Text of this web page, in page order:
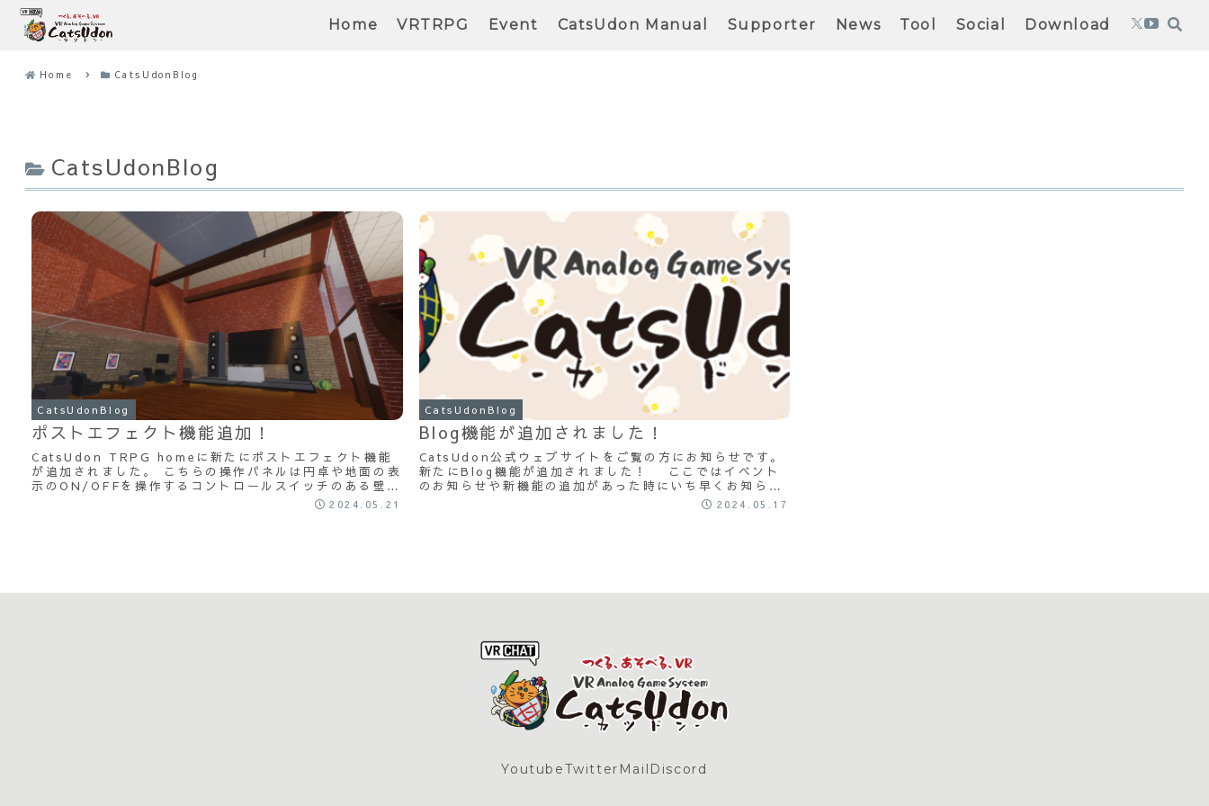
Home VRTRPG Event CatsUdon Manual Supporter News Tool Social Download
Home CatsUdonBlog
CatsUdonBlog
CatsUdonBlog
ポストエフェクト機能追加！
CatsUdon TRPG homeに新たにポストエフェクト機能
が追加されました。 こちらの操作パネルは円卓や地面の表
示のON/OFFを操作するコントロールスイッチのある壁に
2024.05.21
CatsUdonBlog
Blog機能が追加されました！
CatsUdon公式ウェブサイトをご覧の方にお知らせです。
新たにBlog機能が追加されました！ ここではイベント
のお知らせや新機能の追加があった時にいち早くお知らせ
2024.05.17
YoutubeTwitter Mail Discord